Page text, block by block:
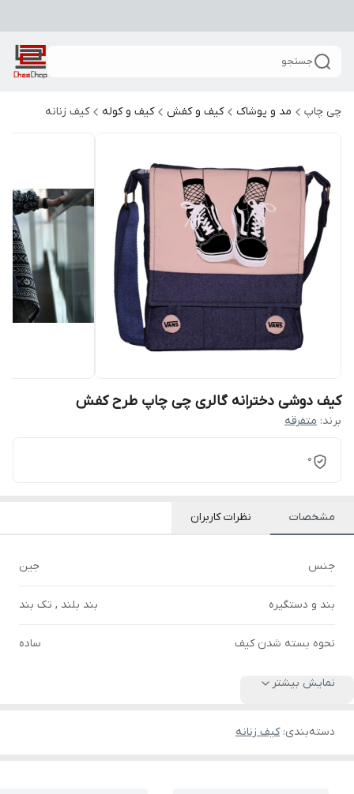
جستجو
چی چاپ مد و پوشاک کیف و کفش کیف و کوله کیف زنانه
کیف دوشی دخترانه گالری چی چاپ طرح کفش
برند: متفرقه
0
مشخصات نظرات کاربران
جنس جین
بند و دستگیره بند بلند , تک بند
نحوه بسته شدن کیف ساده
نمایش بیشتر
دسته‌بندی:کیف زنانه